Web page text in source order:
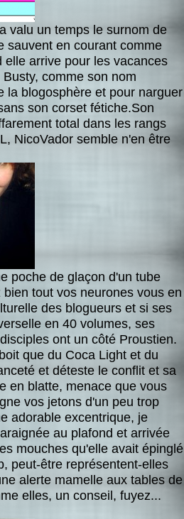
valu un temps le surnom de
sauvent en courant comme
arrive pour les vacances
comme son nom
la blogosphère et pour narguer
son corset fétiche.Son
total dans les rangs
NicoVador semble n'en être
poche de glaçon d'un tube
tout vos neurones vous en
des blogueurs et si ses
en 40 volumes, ses
ont un côté Proustien.
que du Coca Light et du
et déteste le conflit et sa
en blatte, menace que vous
vos jetons d'un peu trop
adorable excentrique, je
au plafond et arrivée
mouches qu'elle avait épinglé
peut-être représentent-elles
alerte mamelle aux tables de
elles, un conseil, fuyez...